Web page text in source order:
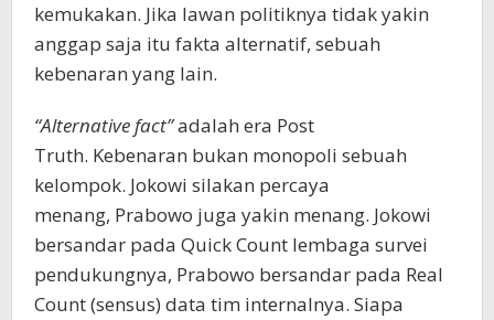
kemukakan. Jika lawan politiknya tidak yakin
anggap saja itu fakta alternatif, sebuah
kebenaran yang lain.
“Alternative fact”adalah era Post
Truth. Kebenaran bukan monopoli sebuah
kelompok. Jokowi silakan percaya
menang, Prabowo juga yakin menang. Jokowi
bersandar pada Quick Count lembaga survei
pendukungnya, Prabowo bersandar pada Real
Count (sensus) data tim internalnya. Siapa